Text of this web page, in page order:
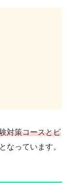
対策コースとビ
なっています。